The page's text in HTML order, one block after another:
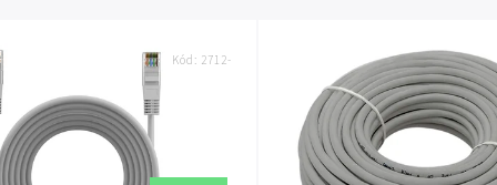
Kód: 2712-